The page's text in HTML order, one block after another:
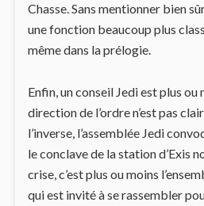
Chasse. Sans mentionner bien
une fonction beaucoup plus
même dans la prélogie.
Enfin, un conseil Jedi est plus ou
direction de l’ordre n’est pas
l’inverse, l’assemblée Jedi
le conclave de la station d’Exis
crise, c’est plus ou moins
qui est invité à se rassembler